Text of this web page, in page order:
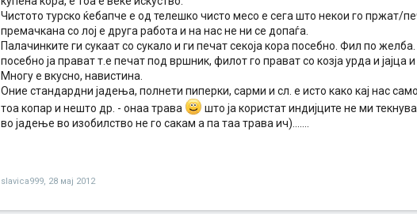
Чистото турско ќебапче е од телешко чисто месо е сега што некои го пржат/
премачкана со лој е друга работа и на нас не ни се допаѓа.
Палачинките ги сукаат со сукало и ги печат секоја кора посебно. Фил по
посебно ја прават т.е печат под вршник, филот го прават со козја урда и јајца
Многу е вкусно, навистина.
Оние стандардни јадења, полнети пиперки, сарми и сл. е исто како кај нас
тоа копар и нешто др. - онаа трава
што ја користат индијците не ми
во јадење во изобилство не го сакам а па таа трава ич).......
slavica999, 28 мај 2012